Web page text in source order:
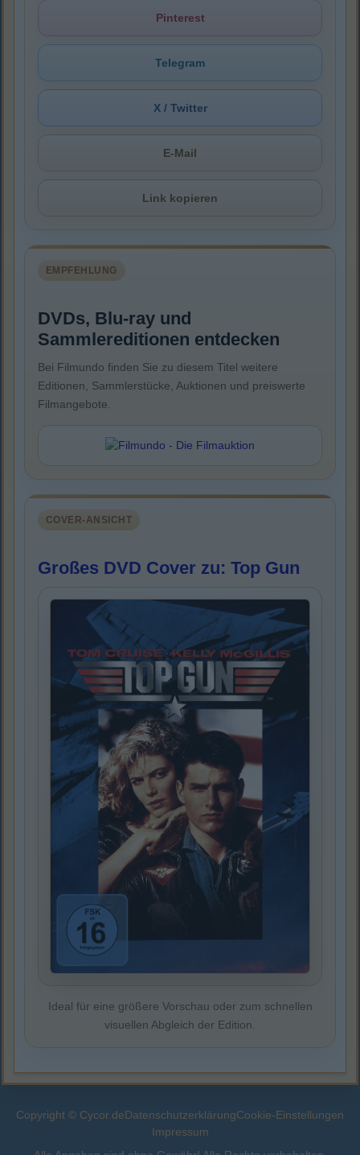
Pinterest
Telegram
X / Twitter
E-Mail
Link kopieren
EMPFEHLUNG
DVDs, Blu-ray und
Sammlereditionen entdecken
Bei Filmundo finden Sie zu diesem Titel weitere
Editionen, Sammlerstücke, Auktionen und preiswerte
Filmangebote.
COVER-ANSICHT
Großes DVD Cover zu: Top Gun
Ideal für eine größere Vorschau oder zum schnellen
visuellen Abgleich der Edition.
Copyright © Cycor.deDatenschutzerklärungCookie-Einstellungen
Impressum